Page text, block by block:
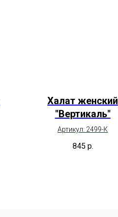
Халат женский
"Вертикаль"
Артикул: 2499-К
845 р.